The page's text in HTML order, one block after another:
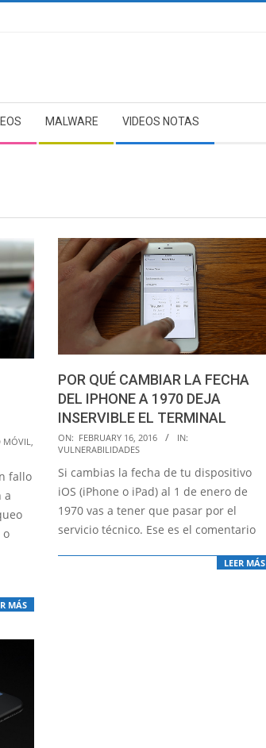
MALWARE VIDEOS NOTAS
MÓVIL,
fallo
a
o
MÁS
POR QUÉ CAMBIAR LA FECHA
DEL IPHONE A 1970 DEJA
INSERVIBLE EL TERMINAL
2016-
02-
16
ON: FEBRUARY 16, 2016
IN:
VULNERABILIDADES
Si cambias la fecha de tu dispositivo
iOS (iPhone o iPad) al 1 de enero de
1970 vas a tener que pasar por el
servicio técnico. Ese es el comentario
LEER MÁS